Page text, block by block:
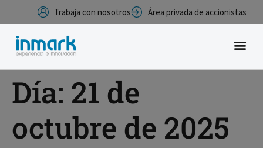
Trabaja con nosotros Área privada de accionistas
Día: 21 de
octubre de 2025